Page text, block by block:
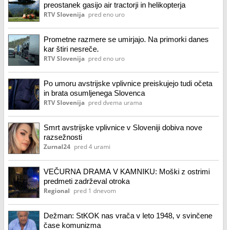
preostanek gasijo air tractorji in helikopterja
RTV Slovenija pred eno uro
Prometne razmere se umirjajo. Na primorki danes
kar štiri nesreče.
RTV Slovenija pred eno uro
Po umoru avstrijske vplivnice preiskujejo tudi očeta
in brata osumljenega Slovenca
RTV Slovenija pred dvema urama
Smrt avstrijske vplivnice v Sloveniji dobiva nove
razsežnosti
Zurnal24 pred 4 urami
VEČURNA DRAMA V KAMNIKU: Moški z ostrimi
predmeti zadrževal otroka
Regional pred 1 dnevom
Dežman: StKOK nas vrača v leto 1948, v svinčene
čase komunizma